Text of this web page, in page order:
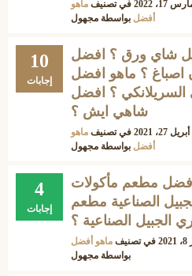
17، 2022 في تصنيف ماهو
أفضل بواسطة مجهول
10
إجابات
شاي ورق ؟ افضل
اصباغ ؟ ماهو افضل
السريلانكي ؟ افضل
شاهي ايش ؟
أبريل 27، 2021 في تصنيف ماهو
أفضل بواسطة مجهول
4
إجابات
مطعم مأكولات
الصناعية مطعم
الجبيل الصناعية ؟
في تصنيف ماهو أفضل
بواسطة مجهول